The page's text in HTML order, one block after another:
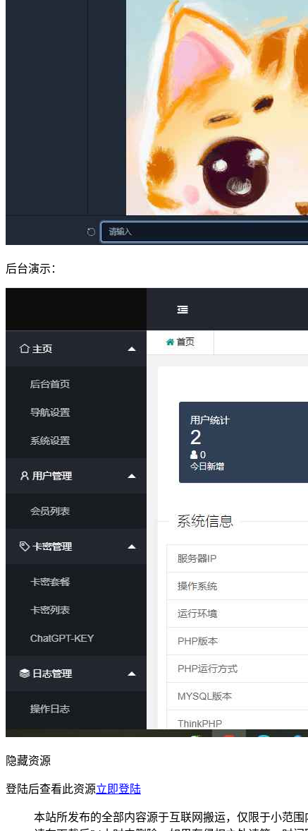
后台演示：
隐藏资源
登陆后查看此资源立即登陆
本站所发布的全部内容源于互联网搬运，仅限于小范